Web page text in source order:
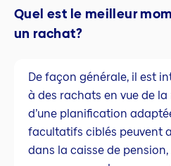
Quel est le meilleur
un rachat?
De façon générale, il est
à des rachats en vue de
d’une planification
facultatifs ciblés peuvent
dans la caisse de